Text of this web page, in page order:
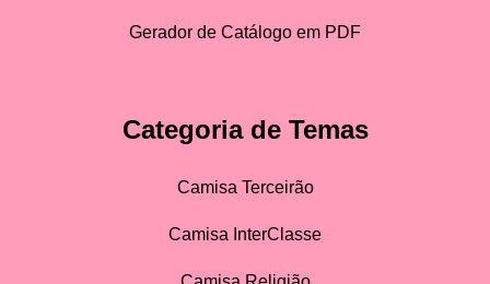
Gerador de Catálogo em PDF
Categoria de Temas
Camisa Terceirão
Camisa InterClasse